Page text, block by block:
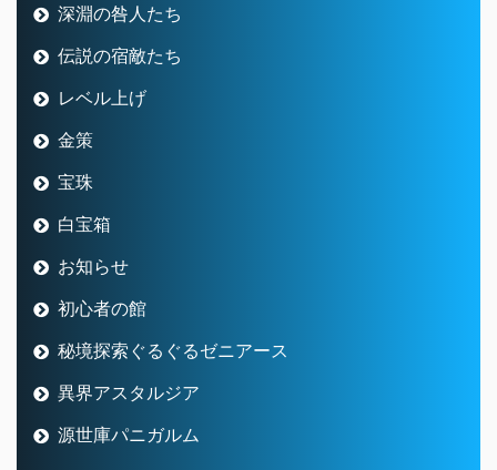
深淵の咎人たち
伝説の宿敵たち
レベル上げ
金策
宝珠
白宝箱
お知らせ
初心者の館
秘境探索ぐるぐるゼニアース
異界アスタルジア
源世庫パニガルム